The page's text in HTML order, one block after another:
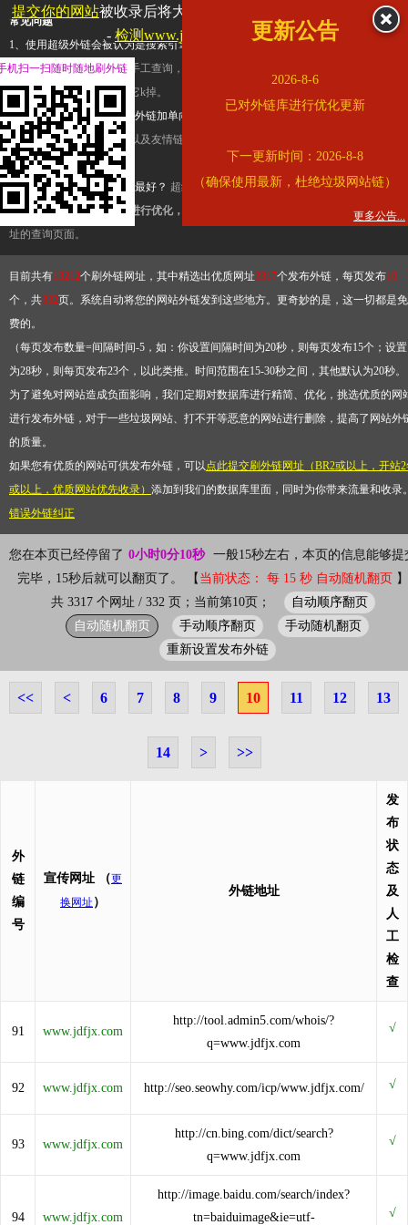
常见问题
1、使用超级外链会被认为是搜索引擎优化作弊吗？ 超级外链只是一个简便而集成
查询工具，模拟的是正常手工查询，不是作弊。如果是作弊，那您可以使用超级外
推广竞争对手的网址，让它k掉。
2、网站优化单纯依靠超级外链加单向链接可行吗？
链，需要结合普通的外链以及友情链接，您可以到站长论坛发布外链，到友情链接
台交换友情链接。
3、如何使用超级外链效果最好？ 超级外链不同于普通的外链，它是动态的链接，
有频繁使用超级外链工具进行优化，才能获得稳定的外链
，最终使搜索引擎收录带
址的查询页面。
目前共有13212个刷外链网址，其中精选出优质网址3317个发布外链，每页发布10
个，共332页。系统自动将您的网站外链发到这些地方。更奇妙的是，这一切都是免
费的。
（每页发布数量=间隔时间-5，如：你设置间隔时间为20秒，则每页发布15个；设置
为28秒，则每页发布23个，以此类推。时间范围在15-30秒之间，其他默认为20秒
为了避免对网站造成负面影响，我们定期对数据库进行精简、优化，挑选优质的网
进行发布外链，对于一些垃圾网站、打不开等恶意的网站进行删除，提高了网站外
的质量。
如果您有优质的网站可供发布外链，可以点此提交刷外链网址（BR2或以上，开站
或以上，优质网站优先收录） 添加到我们的数据库里面，同时为你带来流量和收录
错误外链纠正
您在本页已经停留了 0小时0分10秒 一般15秒左右，本页的信息能够提
完毕，15秒后就可以翻页了。 【 当前状态： 每 15 秒 自动随机翻页 】
共 3317 个网址 / 332 页；当前第10页；
自动顺序翻页
自动随机翻页
手动顺序翻页
手动随机翻页
重新设置发布外链
<< < 6 7 8 9 10 11 12 13
14 > >>
外
链
编
号
宣传网址 （更
换网址 ）
外链地址
发
布
状
态
及
人
工
检
查
91 www.jdfjx.com
http://tool.admin5.com/whois/?
q=www.jdfjx.com
92 www.jdfjx.com http://seo.seowhy.com/icp/www.jdfjx.com/
93 www.jdfjx.com
http://cn.bing.com/dict/search?
q=www.jdfjx.com
94 www.jdfjx.com
http://image.baidu.com/search/index?
tn=baiduimage&ie=utf-
提交你的网站被收录后将大幅提升流量和外链，
查看展示页面
- 检测www.jdfjx.com是否收录更新公告
2026-8-6
已对外链库进行优化更新
下一更新时间：2026-8-8
（确保使用最新，杜绝垃圾网站链）
更多公告...
机扫一扫随时随地刷外链